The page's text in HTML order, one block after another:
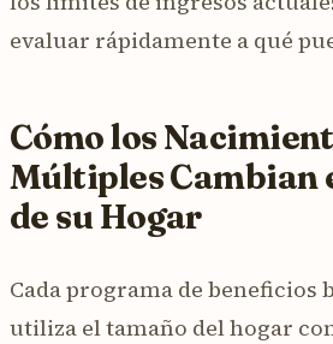
evaluar rápidamente a qué
Cómo los
Múltiples Cambian
de su Hogar
Cada programa de beneficios
utiliza el tamaño del hogar